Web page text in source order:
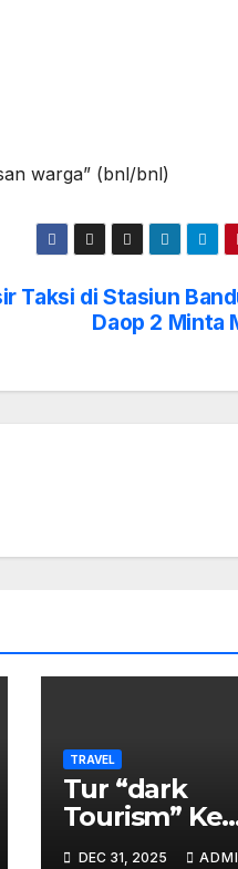
warga” (bnl/bnl)
Taksi di Stasiun
Daop 2 Minta
TRAVEL
Tur “dark
Tourism” Ke
Bekas
DEC 31, 2025